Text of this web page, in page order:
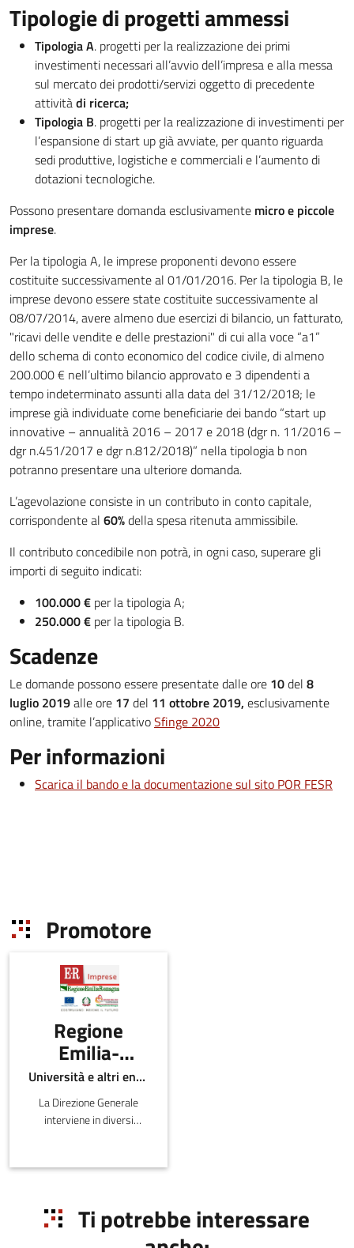
Tipologie di progetti ammessi
Tipologia A. progetti per la realizzazione dei primi
investimenti necessari all’avvio dell’impresa e alla messa
sul mercato dei prodotti/servizi oggetto di precedente
attivitàdi ricerca;
Tipologia B. progetti per la realizzazione di investimenti per
l’espansione di start up già avviate, per quanto riguarda
sedi produttive, logistiche e commerciali e l’aumento di
dotazioni tecnologiche.
Possono presentare domanda esclusivamente micro e piccole
imprese.
Per la tipologia A, le imprese proponenti devono essere
costituite successivamente al 01/01/2016. Per la tipologia B, le
imprese devono essere state costituite successivamente al
08/07/2014, avere almeno due esercizi di bilancio, un fatturato,
"ricavi delle vendite e delle prestazioni" di cui alla voce “a1”
dello schema di conto economico del codice civile, di almeno
200.000 € nell’ultimo bilancio approvato e 3 dipendenti a
tempo indeterminato assunti alla data del 31/12/2018; le
imprese già individuate come beneficiarie dei bando “start up
innovative – annualità 2016 – 2017 e 2018 (dgr n. 11/2016 –
dgr n.451/2017 e dgr n.812/2018)” nella tipologia b non
potranno presentare una ulteriore domanda.
L’agevolazione consiste in un contributo in conto capitale,
corrispondente al 60%della spesa ritenuta ammissibile.
Il contributo concedibile non potrà, in ogni caso, superare gli
importi di seguito indicati:
100.000 € per la tipologia A;
250.000 € per la tipologia B.
Scadenze
Le domande possono essere presentate dalle ore 10del 8
luglio 2019alle ore 17 del 11 ottobre 2019, esclusivamente
online, tramite l’applicativoSfinge 2020
Per informazioni
Scarica il bando e la documentazione sul sito POR FESR
Promotore
Regione
Emilia-
Romagna -
Direzione
Generale
della
del lavoro e
dell'impresa
Università e altri enti pubblici
La Direzione Generale
interviene in diversi
distributivo sul territorio
Ti potrebbe interessare